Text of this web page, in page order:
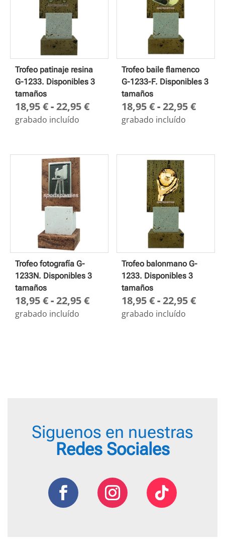
Trofeo patinaje resina
G-1233. Disponibles 3
tamaños
18,95€-22,95€Rango
18,95 €
grabado incluído
Trofeo baile flamenco
G-1233-F. Disponibles 3
tamaños
18,95€-22,95€
18,95
grabado incluído
Trofeo fotografía G-
1233N. Disponibles 3
tamaños
18,95€-22,95€Rango
grabado incluído
Trofeo balonmano G-
1233. Disponibles 3
tamaños
18,95€-22,95€
grabado incluído
Siguenos en nuestras
Redes Sociales